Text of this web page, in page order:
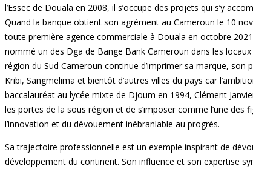
l’Essec de Douala en 2008, il s’occupe des projets qui s’y
Quand la banque obtient son agrément au Cameroun le 10
toute première agence commerciale à Douala en octobre
nommé un des Dga de Bange Bank Cameroun dans les
région du Sud Cameroun continue d’imprimer sa marque,
Kribi, Sangmelima et bientôt d’autres villes du pays car
baccalauréat au lycée mixte de Djoum en 1994, Clément
les portes de la sous région et de s’imposer comme l’une des
l’innovation et du dévouement inébranlable au progrès.
Sa trajectoire professionnelle est un exemple inspirant de
développement du continent. Son influence et son expertise